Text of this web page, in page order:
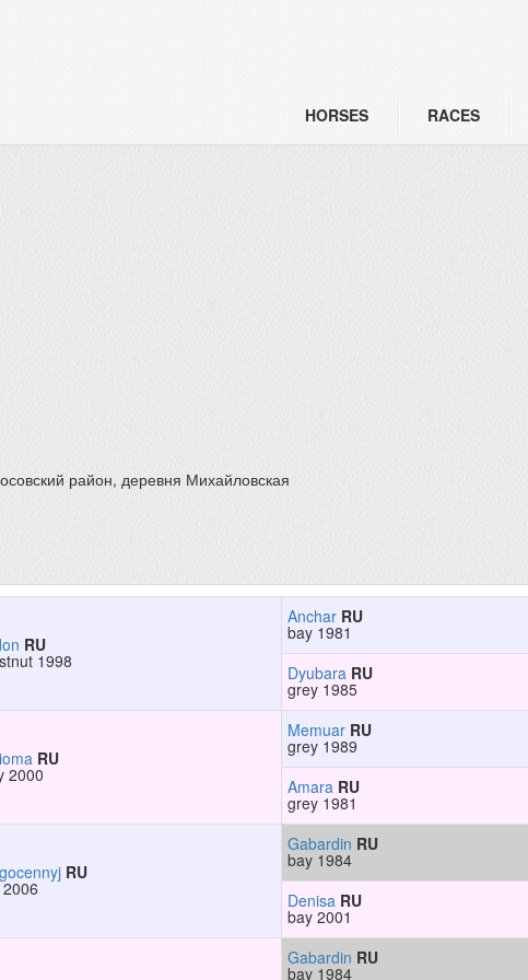
HORSES RACES
район, деревня Михайловская
RU
1998
Anchar RU
bay 1981
Dyubara RU
grey 1985
RU
2000
Memuar RU
grey 1989
Amara RU
grey 1981
RU
Gabardin RU
bay 1984
Denisa RU
bay 2001
Gabardin RU
bay 1984